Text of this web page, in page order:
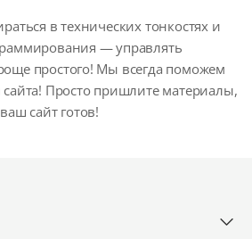
в технических тонкостях и
— управлять
простого! Мы всегда поможем
Просто пришлите материалы,
сайт готов!